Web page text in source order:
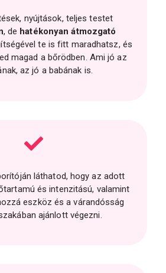
nyújtások, teljes testet
, de hatékonyan átmozgató
te is fitt maradhatsz, és
magad a bőrödben. Ami jó az
az jó a babának is.
láthatod, hogy az adott
és intenzitású, valamint
eszköz és a várandósság
ajánlott végezni.